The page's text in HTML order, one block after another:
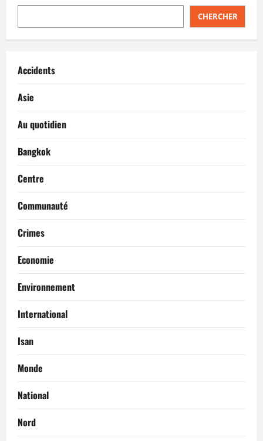
CHERCHER
Accidents
Asie
Au quotidien
Bangkok
Centre
Communauté
Crimes
Economie
Environnement
International
Isan
Monde
National
Nord